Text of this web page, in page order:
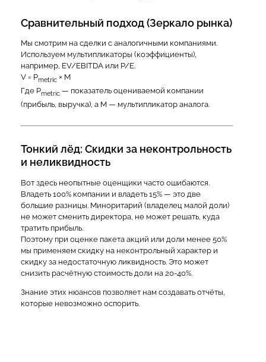
Сравнительный подход (Зеркало рынка)
Мы смотрим на сделки с аналогичными компаниями.
Используем мультипликаторы (коэффициенты),
например, EV/EBITDA или P/E.
V = Pmetric× M
Где Pmetric— показатель оцениваемой компании
(прибыль, выручка), а M — мультипликатор аналога.
Тонкий лёд: Скидки за неконтрольность
и неликвидность
Вот здесь неопытные оценщики часто ошибаются.
Владеть 100% компании и владеть 15% — это две
большие разницы. Миноритарий (владелец малой доли)
не может сменить директора, не может решать, куда
тратить прибыль.
Поэтому при оценке пакета акций или доли менее 50%
мы применяем скидку на неконтрольный характер и
скидку за недостаточную ликвидность. Это может
снизить расчётную стоимость доли на 20-40%.
Знание этих нюансов позволяет нам создавать отчёты,
которые невозможно оспорить.